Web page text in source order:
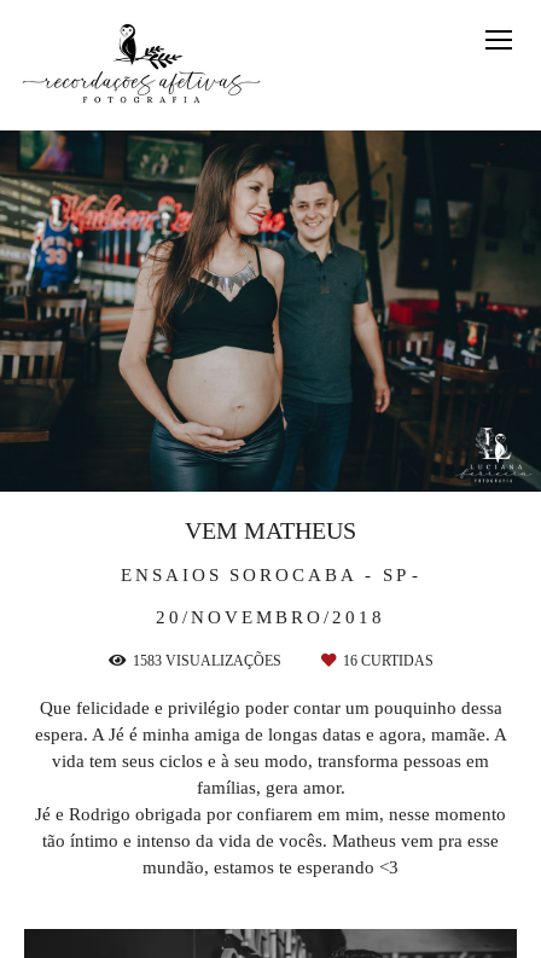
ENSAIOS SOROCABA - SP
20/NOVEMBRO/2018
VEM MATHEUS
1583VISUALIZAÇÕES 16CURTIDAS
Que felicidade e privilégio poder contar um pouquinho dessa
espera. A Jé é minha amiga de longas datas e agora, mamãe. A
vida tem seus ciclos e à seu modo, transforma pessoas em
famílias, gera amor.
Jé e Rodrigo obrigada por confiarem em mim, nesse momento
tão íntimo e intenso da vida de vocês. Matheus vem pra esse
mundão, estamos te esperando <3